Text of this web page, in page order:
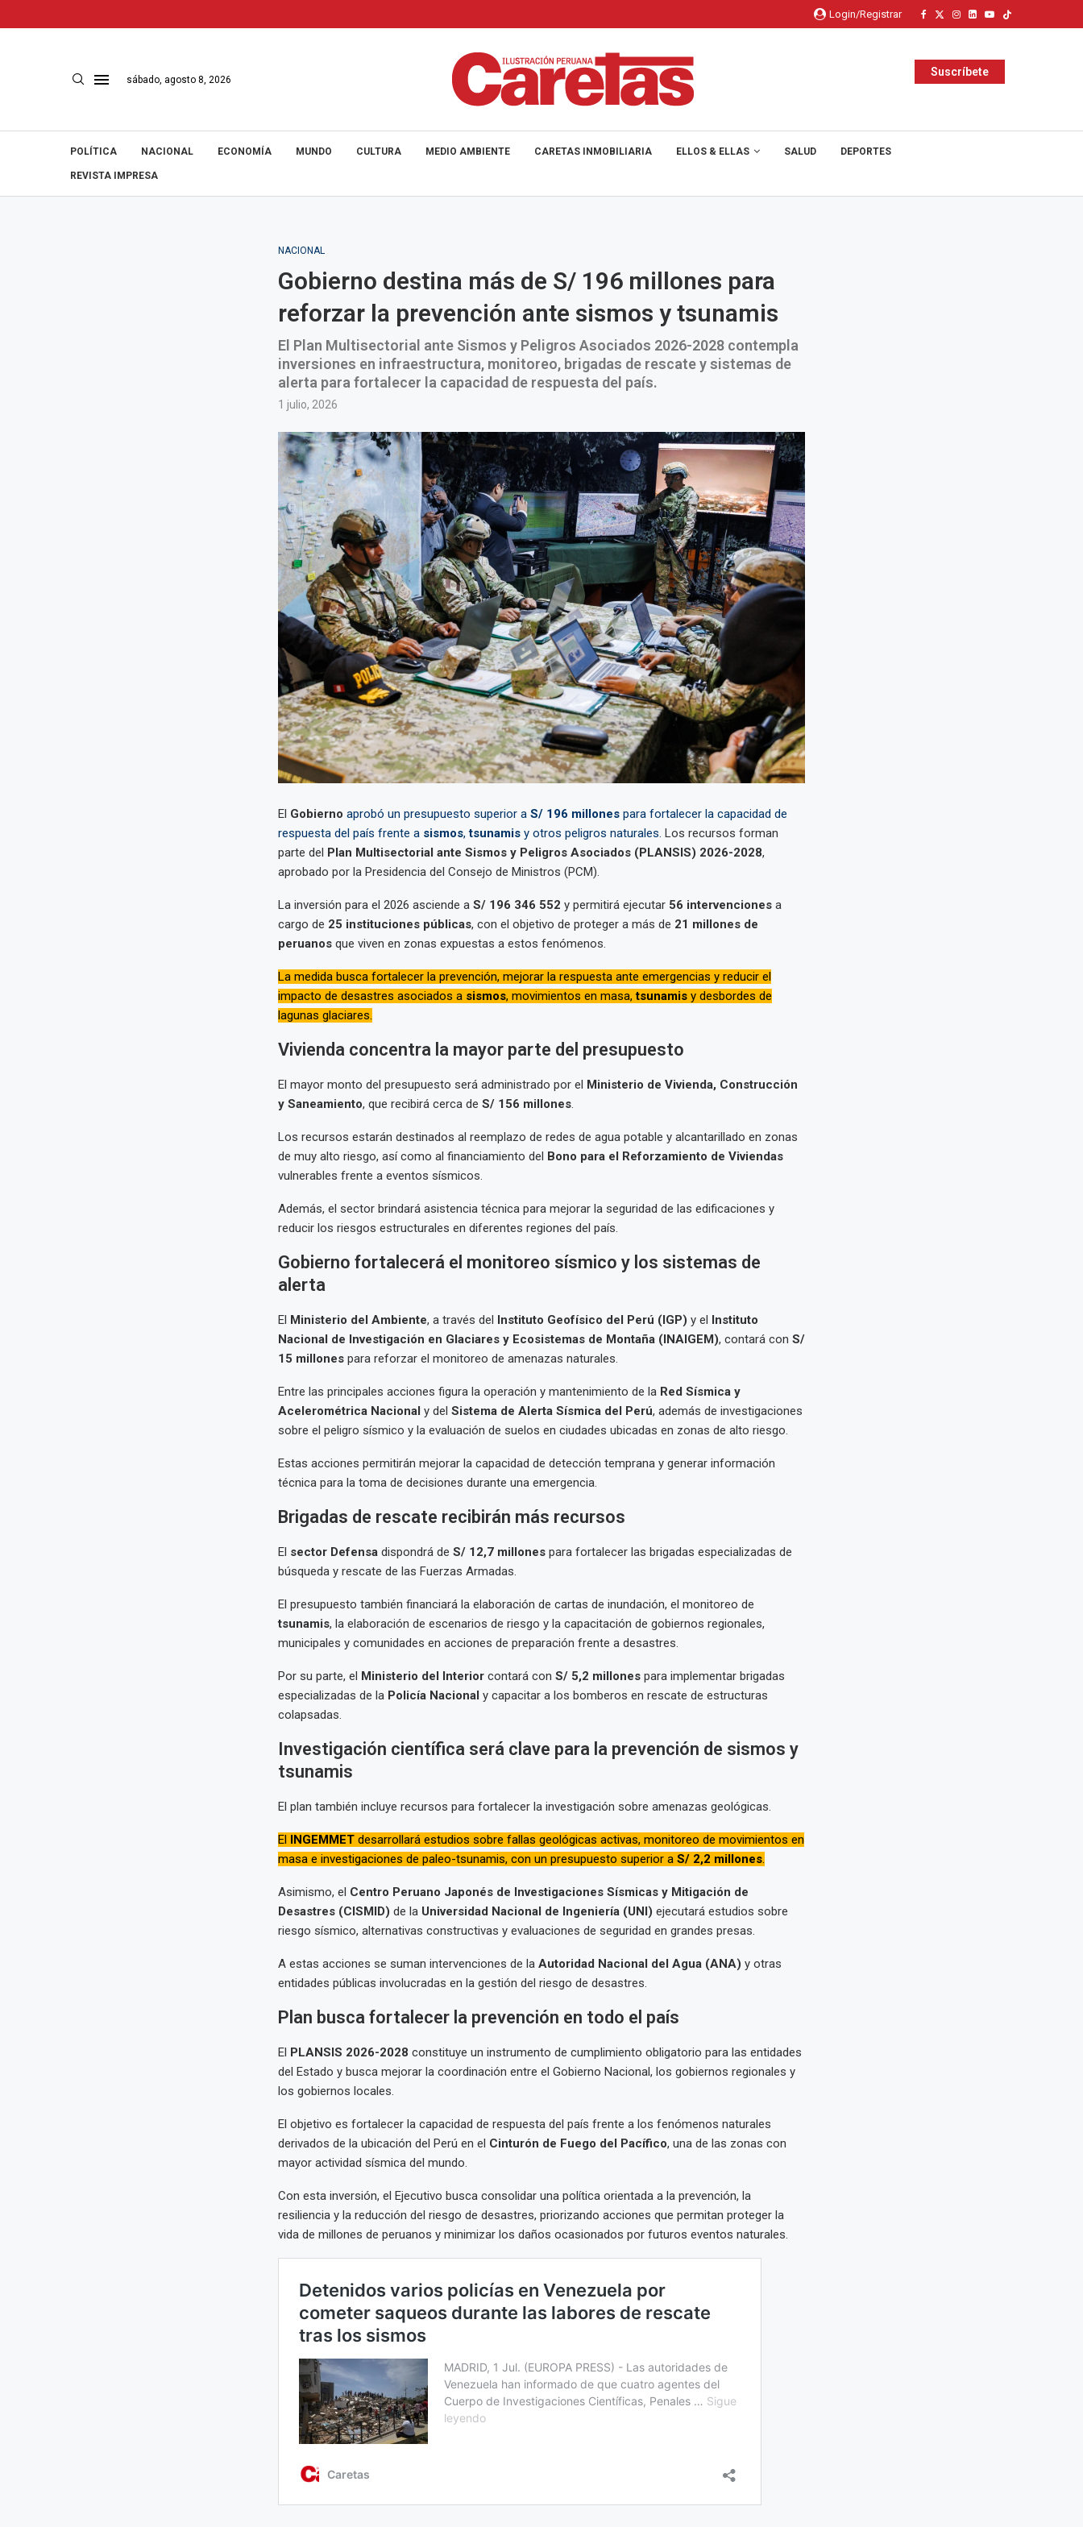
Login/Registrar
sábado, agosto 8, 2026
Suscríbete
POLÍTICA NACIONAL ECONOMÍA MUNDO CULTURA MEDIO AMBIENTE CARETAS INMOBILIARIA ELLOS & ELLAS SALUD DEPORTES
REVISTA IMPRESA
NACIONAL
Gobierno destina más de S/ 196 millones para
reforzar la prevención ante sismos y tsunamis
El Plan Multisectorial ante Sismos y Peligros Asociados 2026-2028 contempla
inversiones en infraestructura, monitoreo, brigadas de rescate y sistemas de
alerta para fortalecer la capacidad de respuesta del país.
1 julio, 2026
El Gobierno aprobó un presupuesto superior a S/ 196 millonespara fortalecer la capacidad de
respuesta del país frente a sismos,tsunamisy otros peligros naturales. Los recursos forman
parte del
Plan Multisectorial ante Sismos y Peligros Asociados (PLANSIS) 2026-2028,
aprobado por la Presidencia del Consejo de Ministros (PCM).
La inversión para el 2026 asciende a S/ 196 346 552 y permitirá ejecutar 56 intervencionesa
cargo de 25 instituciones públicas, con el objetivo de proteger a más de 21 millones de
peruanosque viven en zonas expuestas a estos fenómenos.
La medida busca fortalecer la prevención, mejorar la respuesta ante emergencias y reducir el
impacto de desastres asociados a sismos, movimientos en masa,tsunamisy desbordes de
lagunas glaciares.
Vivienda concentra la mayor parte del presupuesto
El mayor monto del presupuesto será administrado por el
Ministerio de Vivienda, Construcción
y Saneamiento, que recibirá cerca de S/ 156 millones.
Los recursos estarán destinados al reemplazo de redes de agua potable y alcantarillado en zonas
de muy alto riesgo, así como al financiamiento del
Bono para el Reforzamiento de Viviendas
vulnerables frente a eventos sísmicos.
Además, el sector brindará asistencia técnica para mejorar la seguridad de las edificaciones y
reducir los riesgos estructurales en diferentes regiones del país.
Gobierno fortalecerá el monitoreo sísmico y los sistemas de
alerta
El Ministerio del Ambiente, a través del Instituto Geofísico del Perú (IGP) y el
Instituto
Nacional de Investigación en Glaciares y Ecosistemas de Montaña (INAIGEM), contará con S/
15 millonespara reforzar el monitoreo de amenazas naturales.
Entre las principales acciones figura la operación y mantenimiento de la Red Sísmica y
Acelerométrica Nacional y del Sistema de Alerta Sísmica del Perú, además de investigaciones
sobre el peligro sísmico y la evaluación de suelos en ciudades ubicadas en zonas de alto riesgo.
Estas acciones permitirán mejorar la capacidad de detección temprana y generar información
técnica para la toma de decisiones durante una emergencia.
Brigadas de rescate recibirán más recursos
El sector Defensadispondrá de S/ 12,7 millonespara fortalecer las brigadas especializadas de
búsqueda y rescate de las Fuerzas Armadas.
El presupuesto también financiará la elaboración de cartas de inundación, el monitoreo de
tsunamis, la elaboración de escenarios de riesgo y la capacitación de gobiernos regionales,
municipales y comunidades en acciones de preparación frente a desastres.
Por su parte, el Ministerio del Interiorcontará con S/ 5,2 millonespara implementar brigadas
especializadas de la Policía Nacional y capacitar a los bomberos en rescate de estructuras
colapsadas.
Investigación científica será clave para la prevención de sismos y
tsunamis
El plan también incluye recursos para fortalecer la investigación sobre amenazas geológicas.
El INGEMMETdesarrollará estudios sobre fallas geológicas activas, monitoreo de movimientos en
masa e investigaciones de paleo-tsunamis, con un presupuesto superior a S/ 2,2 millones.
Asimismo, el Centro Peruano Japonés de Investigaciones Sísmicas y Mitigación de
Desastres (CISMID) de la Universidad Nacional de Ingeniería (UNI) ejecutará estudios sobre
riesgo sísmico, alternativas constructivas y evaluaciones de seguridad en grandes presas.
A estas acciones se suman intervenciones de la Autoridad Nacional del Agua (ANA) y otras
entidades públicas involucradas en la gestión del riesgo de desastres.
Plan busca fortalecer la prevención en todo el país
El PLANSIS 2026-2028 constituye un instrumento de cumplimiento obligatorio para las entidades
del Estado y busca mejorar la coordinación entre el Gobierno Nacional, los gobiernos regionales y
los gobiernos locales.
El objetivo es fortalecer la capacidad de respuesta del país frente a los fenómenos naturales
derivados de la ubicación del Perú en el Cinturón de Fuego del Pacífico, una de las zonas con
mayor actividad sísmica del mundo.
Con esta inversión, el Ejecutivo busca consolidar una política orientada a la prevención, la
resiliencia y la reducción del riesgo de desastres, priorizando acciones que permitan proteger la
vida de millones de peruanos y minimizar los daños ocasionados por futuros eventos naturales.